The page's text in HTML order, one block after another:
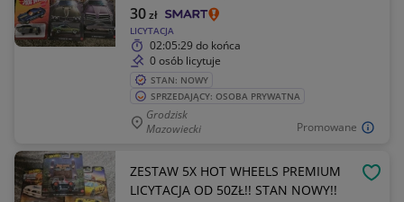
Promowane
LICYTACJA
30zł
02:05:29 do końca
0 osób licytuje
STAN: NOWY
SPRZEDAJĄCY: OSOBA PRYWATNA
Grodzisk
Mazowiecki
ZESTAW 5X HOT WHEELS PREMIUM
LICYTACJA OD 50ZŁ!! STAN NOWY!!